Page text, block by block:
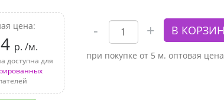
цена:
р. /м.
доступна для
при покупке от 5 м. оптовая цена